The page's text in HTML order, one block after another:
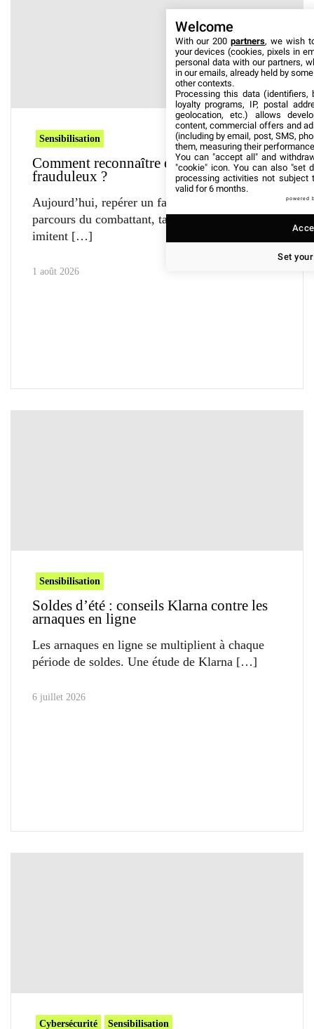
Sensibilisation
Comment reconnaître et éviter les SMS
frauduleux ?
Aujourd’hui, repérer un faux SMS est devenu un
parcours du combattant, tant les arnaques
imitent
1 août 2026
Sensibilisation
Soldes d’été : conseils Klarna contre les
arnaques en ligne
Les arnaques en ligne se multiplient à chaque
période de soldes. Une étude de Klarna
6 juillet 2026
Cybersécurité Sensibilisation
Welcome
With our 200partners, we wish
your devices (cookies, pixels in
personal data with our partners,
in our emails, already held by
other contexts.
Processing this data (identifiers,
loyalty programs, IP, postal
geolocation, etc.) allows
content, commercial offers and
(including by email, post, SMS,
them, measuring their
You can "accept all" and
"cookie" icon. You can also "set
processing activities not subject
valid for 6 months.
powered
Set